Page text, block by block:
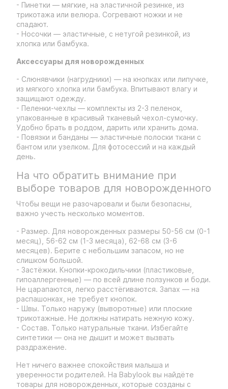
- Пинетки — мягкие, на эластичной резинке, из
трикотажа или велюра. Согревают ножки и не
спадают.
- Носочки — эластичные, с нетугой резинкой, из
хлопка или бамбука.
Аксессуары для новорожденных
- Слюнявчики (нагрудники) — на кнопках или липучке,
из мягкого хлопка или бамбука. Впитывают влагу и
защищают одежду.
- Пеленки-чехлы — комплекты из 2-3 пеленок,
упакованные в красивый тканевый чехол-сумочку.
Удобно брать в роддом, дарить или хранить дома.
- Повязки и банданы — эластичные полоски ткани с
бантом или узелком. Для фотосессий и на каждый
день.
На что обратить внимание при
выборе товаров для новорожденного
Чтобы вещи не разочаровали и были безопасны,
важно учесть несколько моментов.
- Размер. Для новорожденных размеры 50-56 см (0-1
месяц), 56-62 см (1-3 месяца), 62-68 см (3-6
месяцев). Берите с небольшим запасом, но не
слишком большой.
- Застёжки. Кнопки-крокодильчики (пластиковые,
гипоаллергенные) — по всей длине ползунков и боди.
Не царапаются, легко расстёгиваются. Запах — на
распашонках, не требует кнопок.
- Швы. Только наружу (выворотные) или плоские
трикотажные. Не должны натирать нежную кожу.
- Состав. Только натуральные ткани. Избегайте
синтетики — она не дышит и может вызвать
раздражение.
Нет ничего важнее спокойствия малыша и
уверенности родителей. На Babylook вы найдёте
товары для новорожденных, которые созданы с